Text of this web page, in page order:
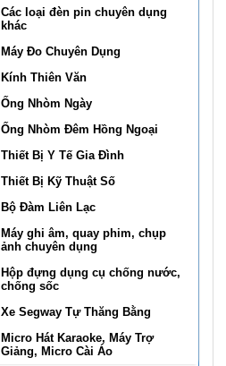
Các loại đèn pin chuyên dụng
khác
Máy Đo Chuyên Dụng
Kính Thiên Văn
Ống Nhòm Ngày
Ống Nhòm Đêm Hồng Ngoại
Thiết Bị Y Tế Gia Đình
Thiết Bị Kỹ Thuật Số
Bộ Đàm Liên Lạc
Máy ghi âm, quay phim, chụp
ảnh chuyên dụng
Hộp đựng dụng cụ chống nước,
chống sốc
Xe Segway Tự Thăng Bằng
Micro Hát Karaoke, Máy Trợ
Giảng, Micro Cài Áo